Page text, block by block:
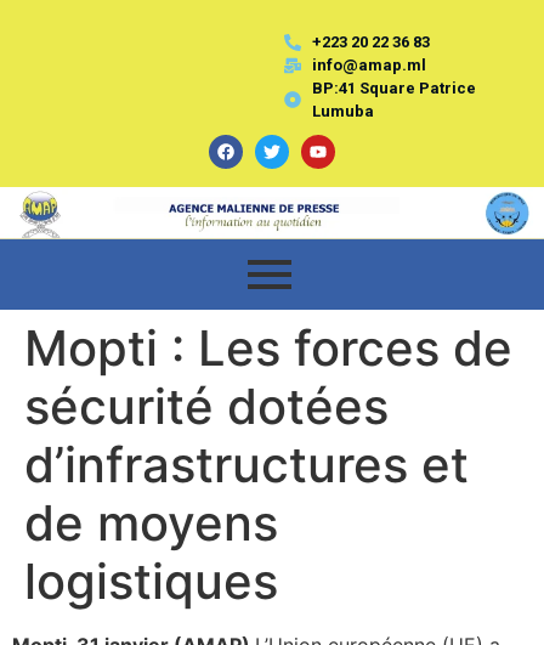
+223 20 22 36 83
info@amap.ml
BP:41 Square Patrice
Lumuba
Mopti : Les forces de
sécurité dotées
d’infrastructures et
de moyens
logistiques